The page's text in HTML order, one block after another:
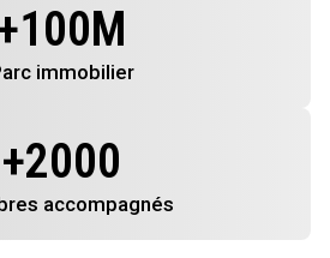
100M
immobilier
+2000
accompagnés